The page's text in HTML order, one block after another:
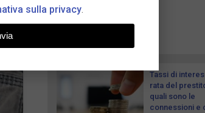
Tassi di
rata del
quali sono le
connessioni e
sulla privacy.